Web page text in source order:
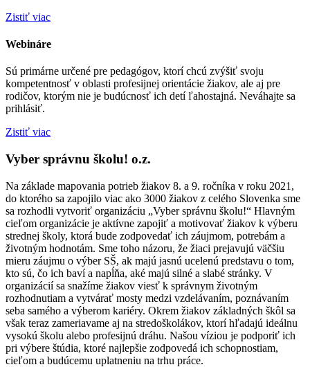
Zistiť viac
Webináre
Sú primárne určené pre pedagógov, ktorí chcú zvýšiť svoju
kompetentnosť v oblasti profesijnej orientácie žiakov, ale aj pre
rodičov, ktorým nie je budúcnosť ich detí ľahostajná. Neváhajte sa
prihlásiť.
Zistiť viac
Vyber správnu školu! o.z.
Na základe mapovania potrieb žiakov 8. a 9. ročníka v roku 2021,
do ktorého sa zapojilo viac ako 3000 žiakov z celého Slovenka sme
sa rozhodli vytvoriť organizáciu „Vyber správnu školu!“ Hlavným
cieľom organizácie je aktívne zapojiť a motivovať žiakov k výberu
strednej školy, ktorá bude zodpovedať ich záujmom, potrebám a
životným hodnotám. Sme toho názoru, že žiaci prejavujú väčšiu
mieru záujmu o výber SŠ, ak majú jasnú ucelenú predstavu o tom,
kto sú, čo ich baví a napĺňa, aké majú silné a slabé stránky. V
organizácií sa snažíme žiakov viesť k správnym životným
rozhodnutiam a vytvárať mosty medzi vzdelávaním, poznávaním
seba samého a výberom kariéry. Okrem žiakov základných škôl sa
však teraz zameriavame aj na stredoškolákov, ktorí hľadajú ideálnu
vysokú školu alebo profesijnú dráhu. Našou víziou je podporiť ich
pri výbere štúdia, ktoré najlepšie zodpovedá ich schopnostiam,
cieľom a budúcemu uplatneniu na trhu práce.